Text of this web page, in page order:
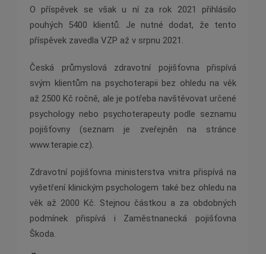
O příspěvek se však u ní za rok 2021 přihlásilo
pouhých 5400 klientů. Je nutné dodat, že tento
příspěvek zavedla VZP až v srpnu 2021.
Česká průmyslová zdravotní pojišťovna přispívá
svým klientům na psychoterapii bez ohledu na věk
až 2500 Kč ročně, ale je potřeba navštěvovat určené
psychology nebo psychoterapeuty podle seznamu
pojišťovny (seznam je zveřejněn na stránce
www.terapie.cz).
Zdravotní pojišťovna ministerstva vnitra přispívá na
vyšetření klinickým psychologem také bez ohledu na
věk až 2000 Kč. Stejnou částkou a za obdobných
podmínek přispívá i Zaměstnanecká pojišťovna
Škoda.